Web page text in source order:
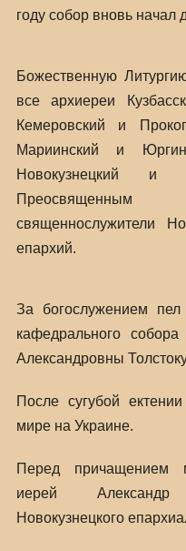
году собор вновь начал
Божественную
все архиереи
Кемеровский и
Мариинский и
Новокузнецкий и
Преосвященным
священнослужители
епархий.
За богослужением пел
кафедрального
Александровны
После сугубой
мире на Украине.
Перед причащением
иерей
Новокузнецкого